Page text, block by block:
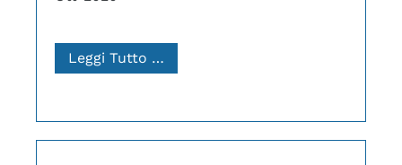
Leggi Tutto …